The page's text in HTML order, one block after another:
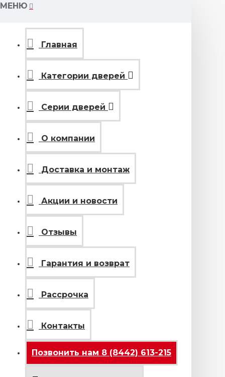
МЕНЮ
Главная
Категории дверей
Серии дверей
О компании
Доставка и монтаж
Акции и новости
Отзывы
Гарантия и возврат
Рассрочка
Контакты
Позвонить нам 8 (8442) 613-215